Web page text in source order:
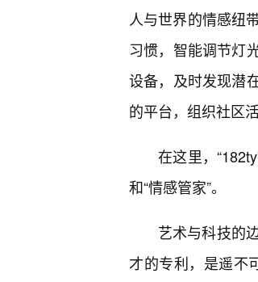
人与世界的情感纽
习惯，智能调节灯
设备，及时发现潜
的平台，组织社区
在这里，
和“情感管家”。
艺术与科技的
才的专利，是遥不